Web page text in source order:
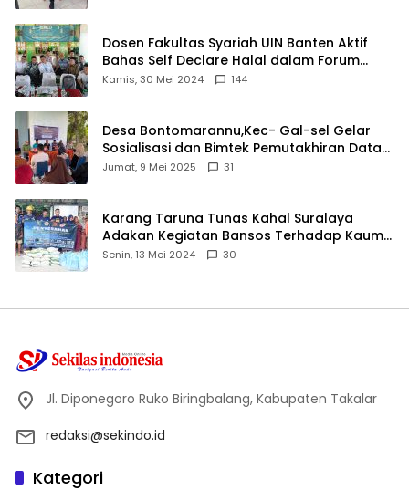
Dosen Fakultas Syariah UIN Banten Aktif
Bahas Self Declare Halal dalam Forum
Ijtima Ulama MUI
Kamis, 30 Mei 2024 144
Desa Bontomarannu,Kec- Gal-sel Gelar
Sosialisasi dan Bimtek Pemutakhiran Data
ID
Jumat, 9 Mei 2025 31
Karang Taruna Tunas Kahal Suralaya
Adakan Kegiatan Bansos Terhadap Kaum
Dhuafa dan Anak Yatim-Piatu
Senin, 13 Mei 2024 30
Jl. Diponegoro Ruko Biringbalang, Kabupaten Takalar
redaksi@sekindo.id
Kategori